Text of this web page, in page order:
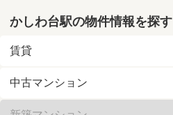
かしわ台駅の物件情報を探す
賃貸
中古マンション